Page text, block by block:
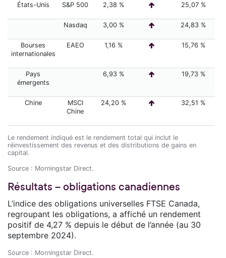
États-Unis S&P 500 2,38 % 25,07 %
Nasdaq 3,00 % 24,83 %
Bourses
internationales
EAEO 1,16 % 15,76 %
Pays
émergents
6,93 % 19,73 %
Chine
MSCI
Chine
24,20 % 32,51 %
Le rendement indiqué est le rendement total qui inclut le
réinvestissement des revenus et des distributions de gains en
capital.
Source : Morningstar Direct.
Résultats – obligations canadiennes
L’indice des obligations universelles FTSE Canada,
regroupant les obligations, a affiché un rendement
positif de 4,27 % depuis le début de l’année (au 30
septembre 2024).
Source : Morningstar Direct.